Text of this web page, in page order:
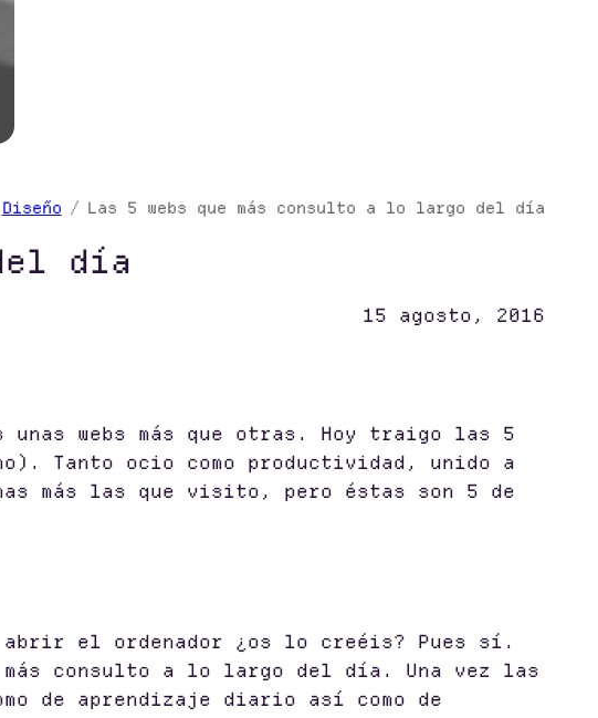
Diseño Las 5 webs que más consulto a lo largo del día
día
15 agosto, 2016
webs más que otras. Hoy traigo las 5
Tanto ocio como productividad, unido a
más las que visito, pero éstas son 5 de
el ordenador ¿os lo creéis? Pues sí.
consulto a lo largo del día. Una vez las
de aprendizaje diario así como de